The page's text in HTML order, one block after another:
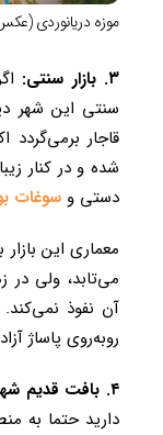
موزه دریانوردی
۳. بازار سنتی:
سنتی این شهر
قاجار
شده و در کنار
دستی و سوغات
معماری این
می‌تابد، ولی
آن نفوذ نمی‌کند.
روبه‌روی پاساژ
۴. بافت قدیم شهر:
دارید حتما به